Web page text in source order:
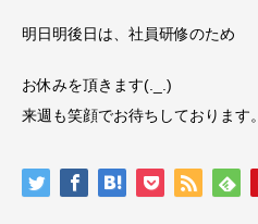
明日明後日は、社員研修のため
お休みを頂きます(._.)
来週も笑顔でお待ちしております。